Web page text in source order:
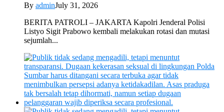
By adminJuly 31, 2026
BERITA PATROLI – JAKARTA Kapolri Jenderal Polisi
Listyo Sigit Prabowo kembali melakukan rotasi dan mutasi
sejumlah...